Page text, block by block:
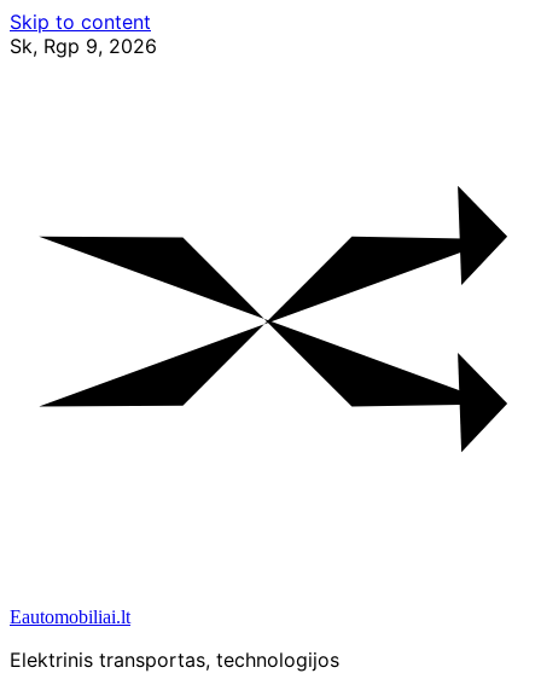
Skip to content
Sk, Rgp 9, 2026
Eautomobiliai.lt
Elektrinis transportas, technologijos